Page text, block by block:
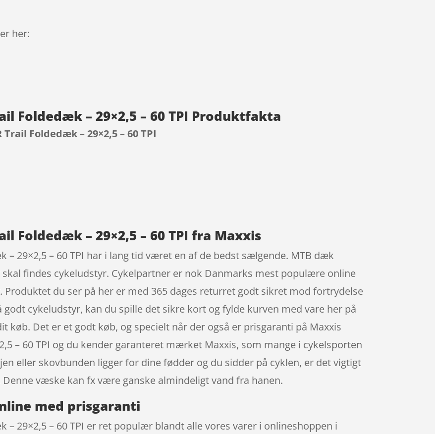
her:
Foldedæk – 29×2,5 – 60 TPI Produktfakta
Foldedæk – 29×2,5 – 60 TPI
Foldedæk – 29×2,5 – 60 TPI fra Maxxis
– 29×2,5 – 60 TPI har i lang tid været en af de bedst sælgende. MTB dæk
findes cykeludstyr. Cykelpartner er nok Danmarks mest populære online
Produktet du ser på her er med 365 dages returret godt sikret mod fortrydelse
cykeludstyr, kan du spille det sikre kort og fylde kurven med vare her på
køb. Det er et godt køb, og specielt når der også er prisgaranti på Maxxis
– 60 TPI og du kender garanteret mærket Maxxis, som mange i cykelsporten
eller skovbunden ligger for dine fødder og du sidder på cyklen, er det vigtigt
væske kan fx være ganske almindeligt vand fra hanen.
med prisgaranti
– 29×2,5 – 60 TPI er ret populær blandt alle vores varer i onlineshoppen i